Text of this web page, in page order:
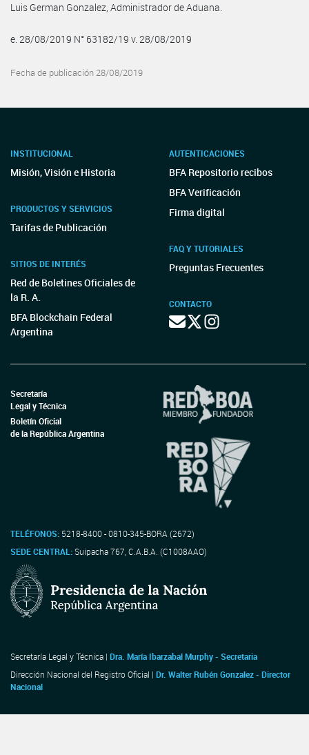
Luis German Gonzalez, Administrador de Aduana.
e. 28/08/2019 N° 63182/19 v. 28/08/2019
Fecha de publicación 28/08/2019
INSTITUCIONAL
Misión, Visión e Historia
PRODUCTOS Y SERVICIOS
Tarifas de Publicación
SITIOS DE INTERÉS
Red de Boletines Oficiales de
la R. A.
BFA Blockchain Federal
Argentina
AUTENTICACIONES
BFA Repositorio recibos
BFA Verificación
Firma digital
FAQ Y TUTORIALES
Preguntas Frecuentes
CONTACTO
Secretaría
Legal y Técnica
Boletín Oficial
de la República Argentina
TELÉFONOS: 5218-8400 - 0810-345-BORA (2672)
SEDE CENTRAL:Suipacha 767, C.A.B.A. (C1008AAO)
Secretaría Legal y Técnica | Dra. María Ibarzabal Murphy - Secretaria
Dirección Nacional del Registro Oficial | Dr. Walter Rubén Gonzalez - Director
Nacional